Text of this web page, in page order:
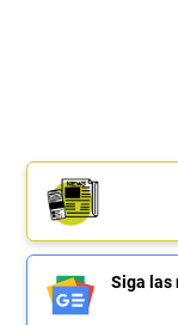
Siga las